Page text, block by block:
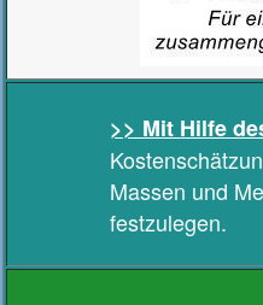
>> Mit Hilfe
Massen und
festzulegen.